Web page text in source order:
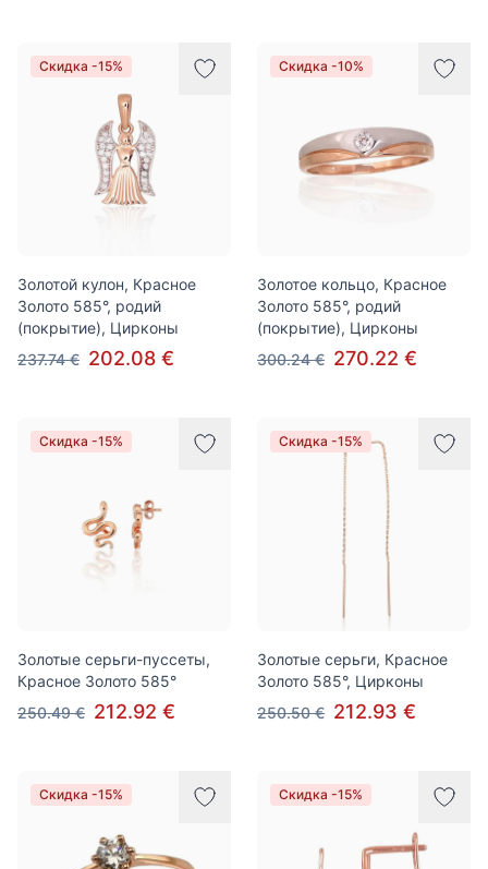
Скидка -15%
Золотой кулон, Красное
Золото 585°, родий
(покрытие), Цирконы
237.74 € 202.08 €
Скидка -10%
Золотое кольцо, Красное
Золото 585°, родий
(покрытие), Цирконы
300.24 € 270.22 €
Скидка -15%
Золотые серьги-пуссеты,
Красное Золото 585°
250.49 € 212.92 €
Скидка -15%
Золотые серьги, Красное
Золото 585°, Цирконы
250.50 € 212.93 €
Скидка -15% Скидка -15%